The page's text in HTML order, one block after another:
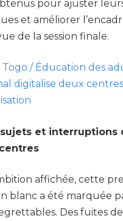
pour ajuster
et améliorer
de la session finale.
Togo / Éducation des
digitalise deux centres
et interruptions
affichée, cette
blanc a été marquée
Des fuites